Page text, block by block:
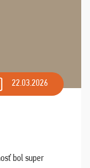
22.03.2026
bol super